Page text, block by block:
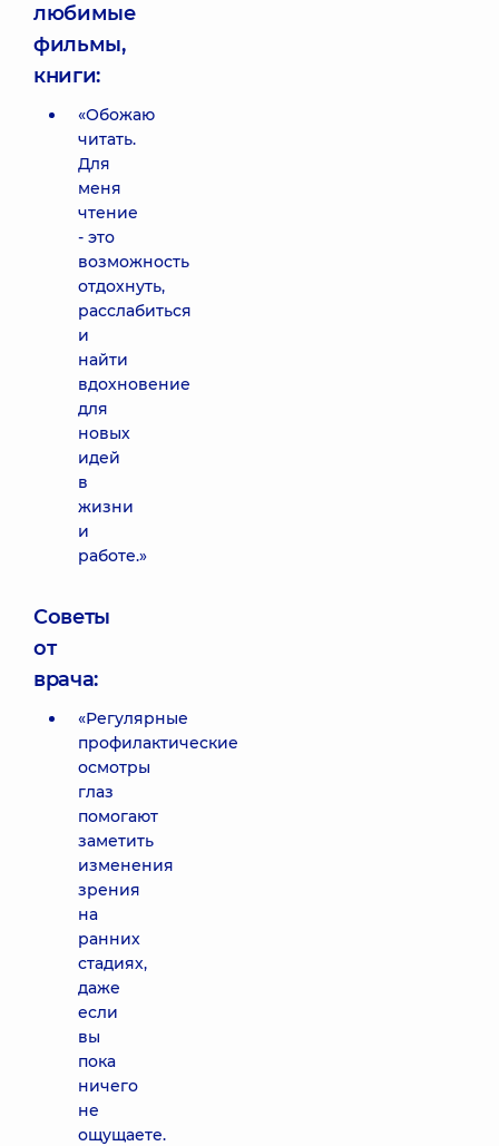
любимые
фильмы,
книги:
«Обожаю
читать.
Для
меня
чтение
- это
возможность
отдохнуть,
расслабиться
и
найти
вдохновение
для
новых
идей
в
жизни
и
работе.»
Советы
от
врача:
«Регулярные
профилактические
осмотры
глаз
помогают
заметить
изменения
зрения
на
ранних
стадиях,
даже
если
вы
пока
ничего
не
ощущаете.